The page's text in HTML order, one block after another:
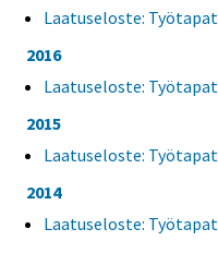
Laatuseloste:
2016
Laatuseloste:
2015
Laatuseloste:
2014
Laatuseloste: